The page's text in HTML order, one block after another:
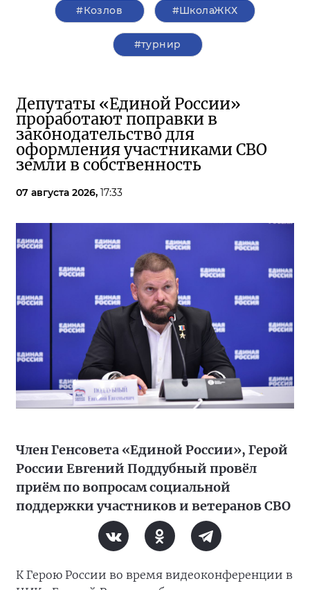
#Козлов #ШколаЖКХ
#турнир
Депутаты «Единой России»
проработают поправки в
законодательство для
оформления участниками СВО
земли в собственность
07 августа 2026, 17:33
Член Генсовета «Единой России», Герой
России Евгений Поддубный провёл
приём по вопросам социальной
поддержки участников и ветеранов СВО
К Герою России во время видеоконференции в